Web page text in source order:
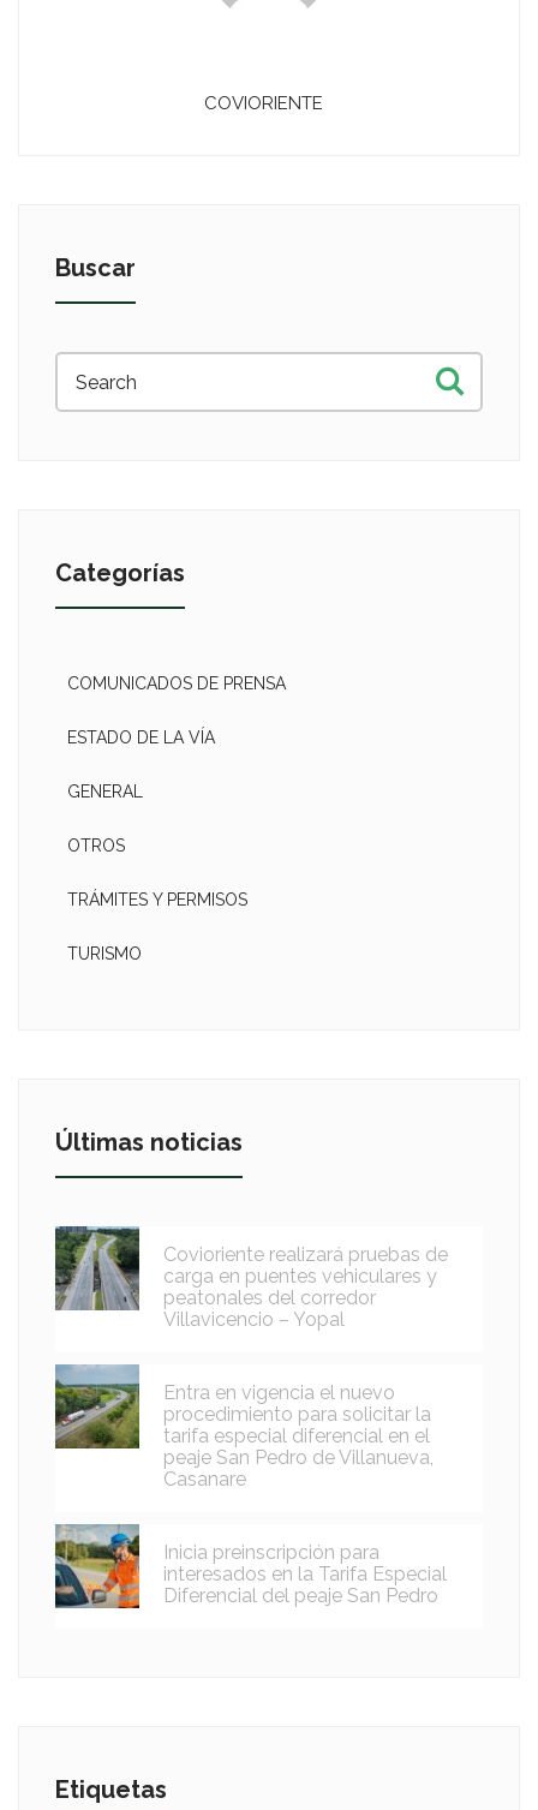
COVIORIENTE
Buscar
Categorías
COMUNICADOS DE PRENSA
ESTADO DE LA VÍA
GENERAL
OTROS
TRÁMITES Y PERMISOS
TURISMO
Últimas noticias
Covioriente realizará pruebas de
carga en puentes vehiculares y
peatonales del corredor
Villavicencio – Yopal
Entra en vigencia el nuevo
procedimiento para solicitar la
tarifa especial diferencial en el
peaje San Pedro de Villanueva,
Casanare
Inicia preinscripción para
interesados en la Tarifa Especial
Diferencial del peaje San Pedro
Etiquetas